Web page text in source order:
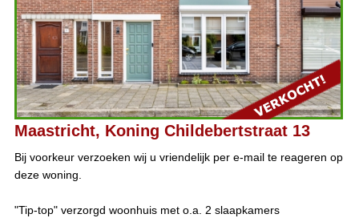
Maastricht, Koning Childebertstraat 13
Bij voorkeur verzoeken wij u vriendelijk per e-mail te reageren op
deze woning.
"Tip-top" verzorgd woonhuis met o.a. 2 slaapkamers